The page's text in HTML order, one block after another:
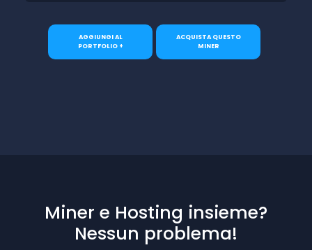
AGGIUNGI AL
PORTFOLIO +
ACQUISTA QUESTO
MINER
Miner e Hosting insieme?
Nessun problema!